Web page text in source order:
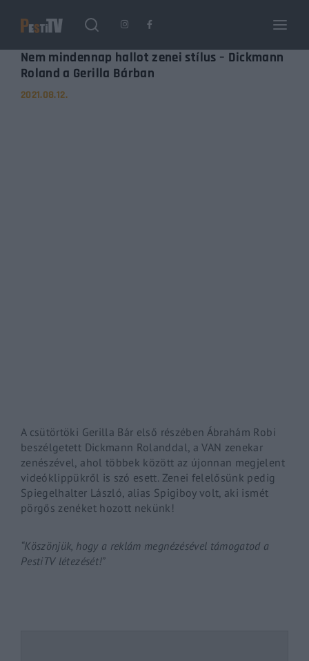
Nem mindennap hallot zenei stílus – Dickmann
Roland a Gerilla Bárban
2021.08.12.
A csütörtöki Gerilla Bár első részében Ábrahám Robi
beszélgetett Dickmann Rolanddal, a VAN zenekar
zenészével, ahol többek között az újonnan megjelent
videóklippükről is szó esett. Zenei felelősünk pedig
Spiegelhalter László, alias Spigiboy volt, aki ismét
pörgős zenéket hozott nekünk!
“Köszönjük, hogy a reklám megnézésével támogatod a
PestiTV létezését!”
Login Register
Username or Email Address